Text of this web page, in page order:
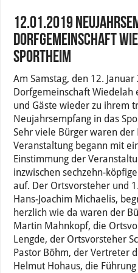
12.01.2019
Dorfgemeinschaft
Sportheim
Am Samstag, den 12.
Dorfgemeinschaft Wiedelah
und Gäste wieder zu ihrem
Neujahrsempfang in das
Sehr viele Bürger waren der
Veranstaltung begann mit
Einstimmung der
inzwischen sechzehn-
auf. Der Ortsvorsteher und
Hans-Joachim Michaelis,
herzlich wie da waren der
Martin Mahnkopf, die
Lengde, der Ortsvorsteher
Pastor Böhm, der Vertreter
Helmut Hohaus, die